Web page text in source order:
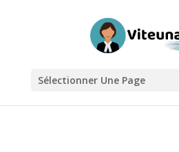
Sélectionner Une Page